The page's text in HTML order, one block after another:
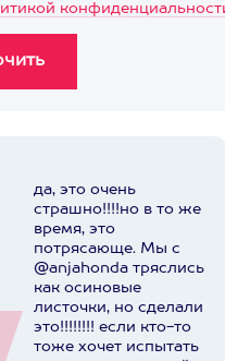
да, это очень
страшно!!!!но в то же
время, это
потрясающе. Мы с
@anjahonda тряслись
как осиновые
листочки, но сделали
это!!!!!!!! если кто-то
тоже хочет испытать